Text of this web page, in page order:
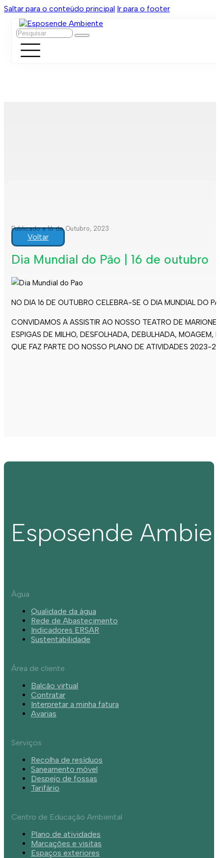
Saltar para o conteúdo principal Ir para o footer
Pesquisar
Publicado a 16 de Outubro, 2023
Voltar
Dia Mundial do Pão | 16 de outubro
NO DIA 16 DE OUTUBRO CELEBRA-SE O DIA MUNDIAL DO
CONVIDAMOS A ASSISTIR AO NOSSO TEATRO DE
ESPIGAS DE MILHO, DESFOLHADA, DEBULHADA,
QUE FAZ PARTE DO NOSSO PLANO DE ATIVIDADES 2023-
Esposende
Água
Qualidade da água
Rede de Abastecimento
Indicadores ERSAR
Sustentabilidade
Área de cliente
Balcão virtual
Contratar
Interpretar a minha fatura
Avarias
Serviços
Recolha de resíduos
Saneamento móvel
Despejo de fossas
Tarifário
Centro de Educação Ambiental
Plano de atividades
Marcações e visitas
Espaços exteriores